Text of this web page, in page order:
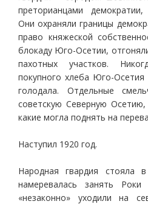
преторианцами
Они охраняли границы
право княжеской
блокаду Юго-Осетии,
пахотных участков.
покупного хлеба Юго-
голодала. Отдельные
советскую Северную
какие могла поднять на
Наступил 1920 год.
Народная гвардия стояла
намеревалась занять
«незаконно» уходили на